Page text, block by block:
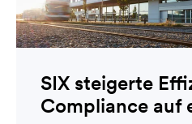
SIX steigerte
Compliance auf